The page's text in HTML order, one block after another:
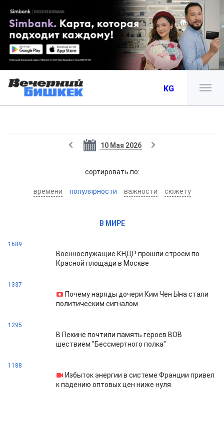
KG
10 Мая 2026
cортировать по:
времени популярности важности сюжету
В МИРЕ
1689
Военнослужащие КНДР прошли строем по
Красной площади в Москве
1337
Почему наряды дочери Ким Чен Ына стали
политическим сигналом
1295
В Пекине почтили память героев ВОВ
шествием "Бессмертного полка"
1188
Избыток энергии в системе Франции привел
к падению оптовых цен ниже нуля